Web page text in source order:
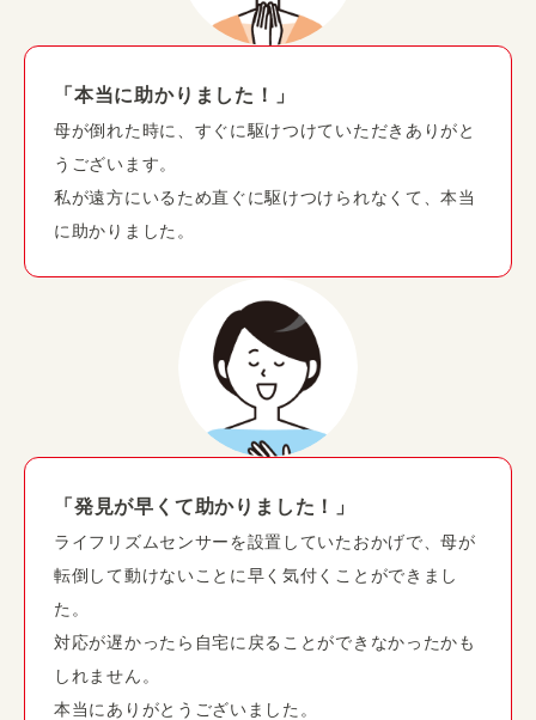
「本当に助かりました！」
母が倒れた時に、すぐに駆けつけていただきありがと
うございます。
私が遠方にいるため直ぐに駆けつけられなくて、本当
に助かりました。
「発見が早くて助かりました！」
ライフリズムセンサーを設置していたおかげで、母が
転倒して動けないことに早く気付くことができまし
た。
対応が遅かったら自宅に戻ることができなかったかも
しれません。
本当にありがとうございました。